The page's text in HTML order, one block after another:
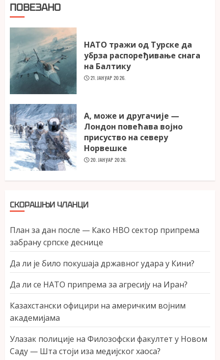
ПОВЕЗАНО
НАТО тражи од Турске да
убрза распоређивање снага
на Балтику
21. ЈАНУАР 2026.
А, може и другачије —
Лондон повећава војно
присуство на северу
Норвешке
20. ЈАНУАР 2026.
СКОРАШЊИ ЧЛАНЦИ
План за дан после — Како НВО сектор припрема
забрану српске деснице
Да ли је било покушаја државног удара у Кини?
Да ли се НАТО припрема за агресију на Иран?
Казахстански официри на америчким војним
академијама
Улазак полиције на Филозофски факултет у Новом
Саду — Шта стоји иза медијског хаоса?